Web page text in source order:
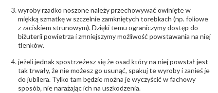
Producent
odpowiedzialny:
WĘC-Twój Jubiler S.C. Artur Węc, Małgorzata
Suchan, ul. Kurczaba 3, 30-868 Kraków; NIP:
679-25-92-107; sklep@wec.com.pl
Bezpieczeństwo
- rodzaj
ostrzeżenia:
Nie nadaje się dla dzieci w wieku poniżej 3 lat
,Elementy w wyrobie wykonane z białego złota
wyroby rzadko noszone należy przechowywać owinięte w
miękką szmatkę w szczelnie zamkniętych torebkach (np. foliowe
z zaciskiem strunowym). Dzięki temu ograniczymy dostęp do
biżuterii powietrza i zmniejszymy możliwość powstawania na niej
tlenków.
jeżeli jednak spostrzeżesz się że osad który na niej powstał jest
tak trwały, że nie możesz go usunąć, spakuj te wyroby i zanieś je
do jubilera. Tylko tam będzie można je wyczyścić w fachowy
sposób, nie narażając ich na uszkodzenia.